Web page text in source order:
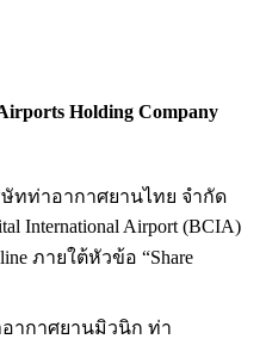
Holding Company
ทท่าอากาศยานไทย จำกัด
International Airport (BCIA)
ภายใต้หัวข้อ “Share
ากาศยานมิวนิก ท่า